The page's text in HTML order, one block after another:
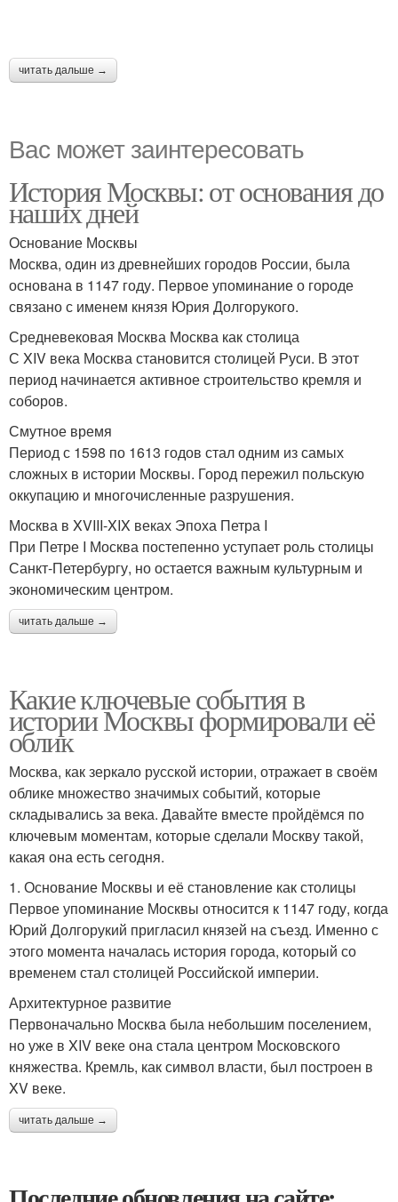
читать дальше →
Вас может заинтересовать
История Москвы: от основания до
наших дней
Основание Москвы
Москва, один из древнейших городов России, была
основана в 1147 году. Первое упоминание о городе
связано с именем князя Юрия Долгорукого.
Средневековая Москва Москва как столица
С XIV века Москва становится столицей Руси. В этот
период начинается активное строительство кремля и
соборов.
Смутное время
Период с 1598 по 1613 годов стал одним из самых
сложных в истории Москвы. Город пережил польскую
оккупацию и многочисленные разрушения.
Москва в XVIII-XIX веках Эпоха Петра I
При Петре I Москва постепенно уступает роль столицы
Санкт-Петербургу, но остается важным культурным и
экономическим центром.
читать дальше →
Какие ключевые события в
истории Москвы формировали её
облик
Москва, как зеркало русской истории, отражает в своём
облике множество значимых событий, которые
складывались за века. Давайте вместе пройдёмся по
ключевым моментам, которые сделали Москву такой,
какая она есть сегодня.
1. Основание Москвы и её становление как столицы
Первое упоминание Москвы относится к 1147 году, когда
Юрий Долгорукий пригласил князей на съезд. Именно с
этого момента началась история города, который со
временем стал столицей Российской империи.
Архитектурное развитие
Первоначально Москва была небольшим поселением,
но уже в XIV веке она стала центром Московского
княжества. Кремль, как символ власти, был построен в
XV веке.
читать дальше →